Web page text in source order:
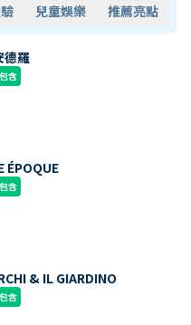
兒童娛樂 推薦亮點
德羅
含
ÉPOQUE
含
& IL GIARDINO
含